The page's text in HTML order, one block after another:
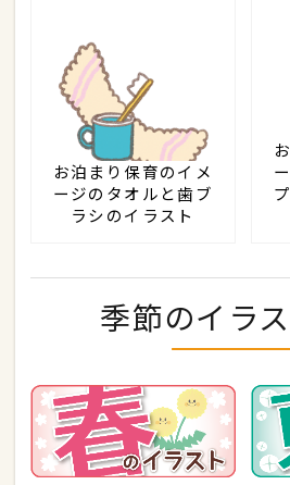
お泊まり保育のイメ
ージのタオルと歯ブ
ラシのイラスト
季節のイラ